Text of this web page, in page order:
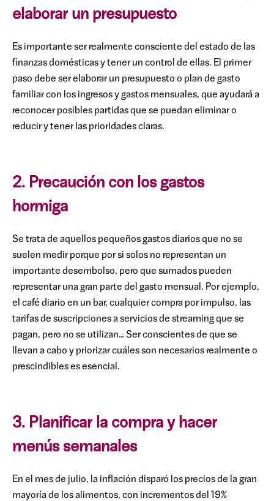
elaborar un presupuesto
Es importante ser realmente consciente del estado de las
finanzas domésticas y tener un control de ellas. El primer
paso debe ser elaborar un presupuesto o plan de gasto
familiar con los ingresos y gastos mensuales, que ayudará a
reconocer posibles partidas que se puedan eliminar o
reducir y tener las prioridades claras.
2. Precaución con los gastos
hormiga
Se trata de aquellos pequeños gastos diarios que no se
suelen medir porque por si solos no representan un
importante desembolso, pero que sumados pueden
representar una gran parte del gasto mensual. Por ejemplo,
el café diario en un bar, cualquier compra por impulso, las
tarifas de suscripciones a servicios de streaming que se
pagan, pero no se utilizan… Ser conscientes de que se
llevan a cabo y priorizar cuáles son necesarios realmente o
prescindibles es esencial.
3. Planificar la compra y hacer
menús semanales
En el mes de julio, la inflación disparó los precios de la gran
mayoría de los alimentos, con incrementos del 19%